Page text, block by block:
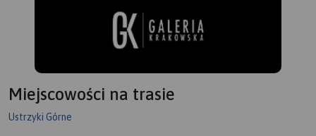
Miejscowości na trasie
Ustrzyki Górne